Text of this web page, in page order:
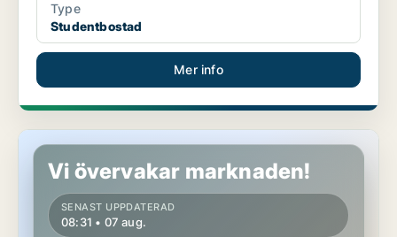
Type
Studentbostad
Mer info
Studentbostad i Kalmar
Vi övervakar marknaden!
SENAST UPPDATERAD
08:31 • 07 aug.